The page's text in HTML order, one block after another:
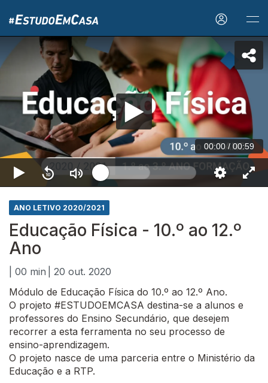
00:00 / 00:59
ANO LETIVO 2020/2021
Educação Física - 10.º ao 12.º
Ano
| 00 min
| 20 out. 2020
Módulo de Educação Física do 10.º ao 12.º Ano.
O projeto #ESTUDOEMCASA destina-se a alunos e
professores do Ensino Secundário, que desejem
recorrer a esta ferramenta no seu processo de
ensino-aprendizagem.
O projeto nasce de uma parceria entre o Ministério da
Educação e a RTP.